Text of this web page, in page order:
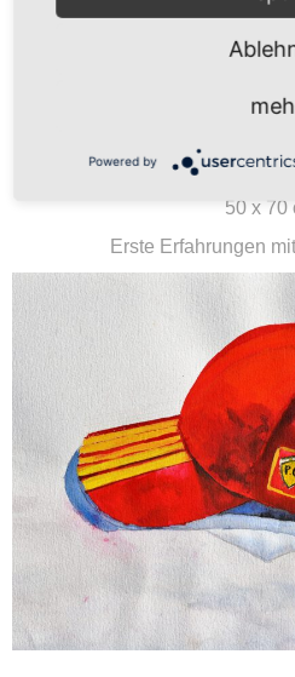
AQUARELL,
50 x 70
Erste Erfahrungen
Powered by